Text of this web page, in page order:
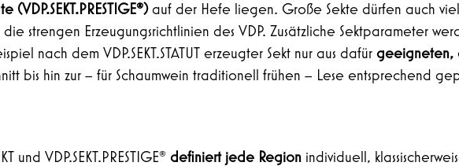
(VDP.SEKT.PRESTIGE®)auf der Hefe liegen. Große Sekte dürfen auch
strengen Erzeugungsrichtlinien des VDP. Zusätzliche Sektparameter
nach dem VDP.SEKT.STATUT erzeugter Sekt nur aus dafürgeeigneten,
bis hin zur – für Schaumwein traditionell frühen – Lese entsprechend
und VDP.SEKT.PRESTIGE®definiert jede Region individuell,